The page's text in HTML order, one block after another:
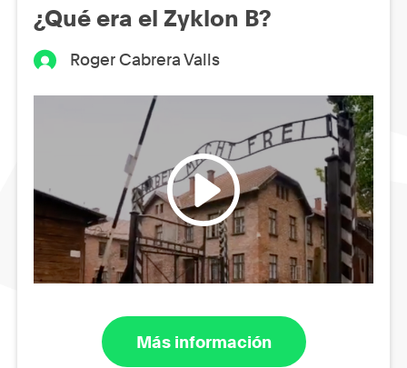
¿Qué era el Zyklon B?
Roger Cabrera Valls
Más información